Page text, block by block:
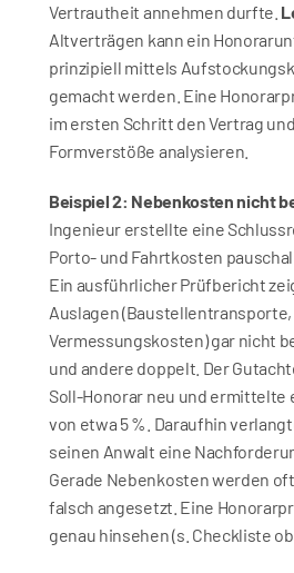
Vertrautheit annehmen durfte.
Altverträgen kann ein
prinzipiell mittels
gemacht werden. Eine
im ersten Schritt den Vertrag
Formverstöße analysieren.
Beispiel 2: Nebenkosten nicht
Ingenieur erstellte eine
Porto- und Fahrtkosten
Ein ausführlicher Prüfbericht
Auslagen (Baustellentransporte,
Vermessungskosten) gar nicht
und andere doppelt. Der
Soll-Honorar neu und ermittelte
von etwa 5 %. Daraufhin
seinen Anwalt eine
Gerade Nebenkosten werden
falsch angesetzt. Eine
genau hinsehen (s. Checkliste